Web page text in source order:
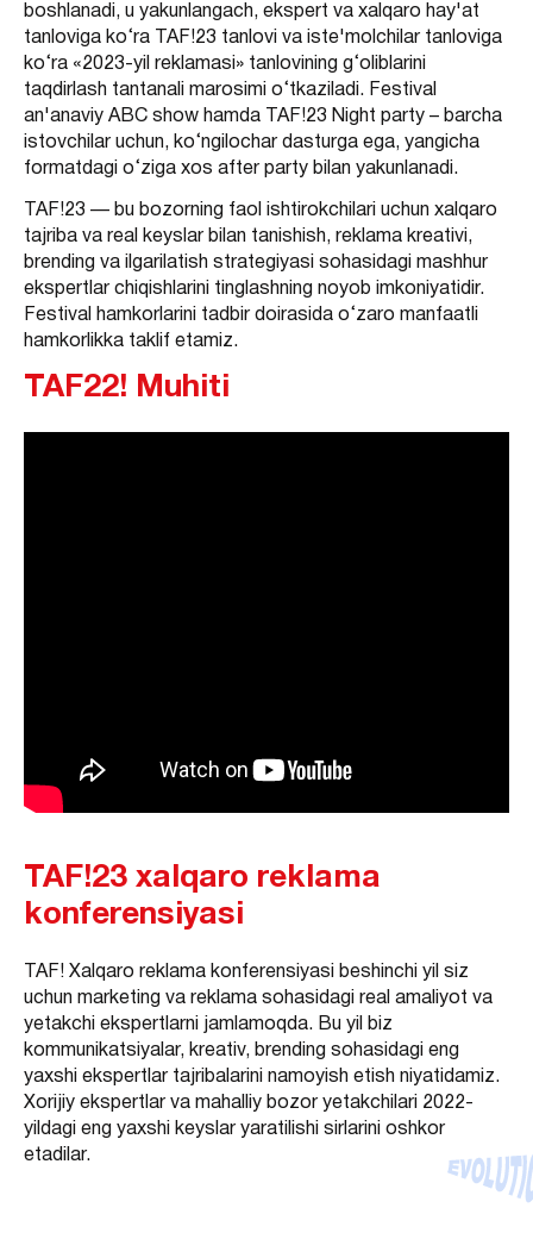
boshlanadi, u yakunlangach, ekspert va xalqaro hay'at
tanloviga ko‘ra TAF!23 tanlovi va iste'molchilar tanloviga
ko‘ra «2023-yil reklamasi» tanlovining g‘oliblarini
taqdirlash tantanali marosimi o‘tkaziladi. Festival
an'anaviy ABC show hamda TAF!23 Night party – barcha
istovchilar uchun, ko‘ngilochar dasturga ega, yangicha
formatdagi o‘ziga xos after party bilan yakunlanadi.
TAF!23 — bu bozorning faol ishtirokchilari uchun xalqaro
tajriba va real keyslar bilan tanishish, reklama kreativi,
brending va ilgarilatish strategiyasi sohasidagi mashhur
ekspertlar chiqishlarini tinglashning noyob imkoniyatidir.
Festival hamkorlarini tadbir doirasida o‘zaro manfaatli
hamkorlikka taklif etamiz.
TAF22! Muhiti
TAF!23 xalqaro reklama
konferensiyasi
TAF! Xalqaro reklama konferensiyasi beshinchi yil siz
uchun marketing va reklama sohasidagi real amaliyot va
yetakchi ekspertlarni jamlamoqda. Bu yil biz
kommunikatsiyalar, kreativ, brending sohasidagi eng
yaxshi ekspertlar tajribalarini namoyish etish niyatidamiz.
Xorijiy ekspertlar va mahalliy bozor yetakchilari 2022-
yildagi eng yaxshi keyslar yaratilishi sirlarini oshkor
etadilar.